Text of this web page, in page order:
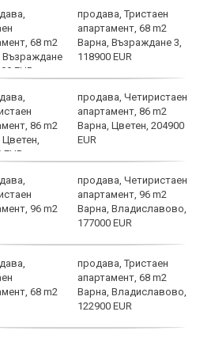
продава, Тристаен
апартамент, 68 m2
Варна, Възраждане 3,
118900 EUR
продава, Четиристаен
апартамент, 86 m2
Варна, Цветен, 204900
EUR
продава, Четиристаен
апартамент, 96 m2
Варна, Владиславово,
177000 EUR
продава, Тристаен
апартамент, 68 m2
Варна, Владиславово,
122900 EUR